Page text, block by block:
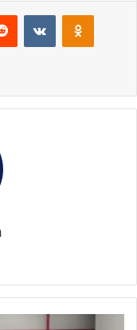
Reddit VK OK